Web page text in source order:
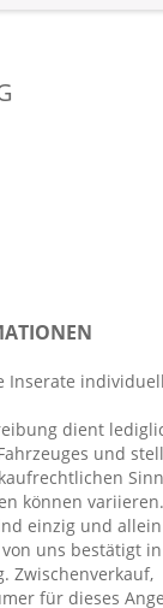
Heckklappe
Aluminium: Metall
DAB+
ESP
Inserate
dient
und
können variieren.
einzig und
uns bestätigt
Zwischenverkauf,
für dieses